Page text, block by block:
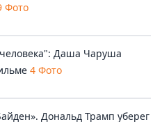
Фото
Даша Чаруша
4 Фото
Дональд Трамп уберег